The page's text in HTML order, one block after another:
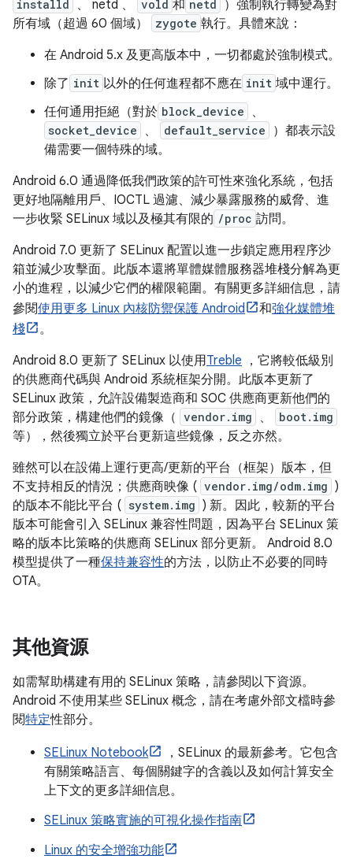
installd 、 netd 、 vold 和 netd
）強​​制執行轉變為對
所有域（超過 60 個域）
zygote 執行。具體來說：
在 Android 5.x 及更高版本中，一切都處於強制模式。
除了 init 以外的任何進程都不應在 init 域中運行。
任何通用拒絕（對於 block_device 、
socket_device 、 default_service
）都表示設
備需要一個特殊的域。
Android 6.0 通過降低我們政策的許可性來強化系統，包括
更好地隔離用戶、IOCTL 過濾、減少暴露服務的威脅、進
一步收緊 SELinux 域以及極其有限的 /proc 訪問。
Android 7.0 更新了 SELinux 配置以進一步鎖定應用程序沙
箱並減少攻擊面。此版本還將單體媒體服務器堆棧分解為更
小的進程，以減少它們的權限範圍。有關更多詳細信息，請
參閱使用更多 Linux 內核防禦保護 Android 和強化媒體堆
棧
。
Android 8.0 更新了 SELinux 以使用Treble ，它將較低級別
的供應商代碼與 Android 系統框架分開。此版本更新了
SELinux 政策，允許設備製造商和 SOC 供應商更新他們的
部分政策，構建他們的鏡像（ vendor.img 、 boot.img
等），然後獨立於平台更新這些鏡像，反之亦然。
雖然可以在設備上運行更高/更新的平台（框架）版本，但
不支持相反的情況；供應商映像 ( vendor.img/odm.img )
的版本不能比平台 ( system.img ) 新。因此，較新的平台
版本可能會引入 SELinux 兼容性問題，因為平台 SELinux 策
略的版本比策略的供應商 SELinux 部分更新。 Android 8.0
模型提供了一種保持兼容性的方法，以防止不必要的同時
OTA。
其他資源
如需幫助構建有用的 SELinux 策略，請參閱以下資源。
Android 不使用某些 SELinux 概念，請在考慮外部文檔時參
閱特定性部分。
SELinux Notebook
，SELinux 的最新參考。它包含
有關策略語言、每個關鍵字的含義以及如何計算安全
上下文的更多詳細信息。
SELinux 策略實施的可視化操作指南
Linux 的安全增強功能